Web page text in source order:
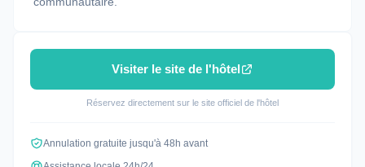
Visiter le site de l'hôtel
Réservez directement sur le site officiel de l'hôtel
Annulation gratuite jusqu'à 48h avant